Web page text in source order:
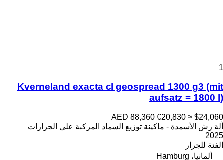
1
Kverneland exacta cl geospread 1300 g3 (mit
aufsatz = 1800 l)
AED 88,360 €20,830 ≈ $24,060
آلة رش الأسمدة - ماكينة توزيع السماد المركبة على الجرارات
2025
الفئة للجرار
ألمانيا، Hamburg